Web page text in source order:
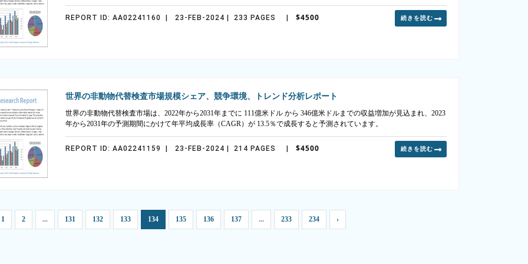
REPORT ID: AA02241160 | 23-FEB-2024 | 233 PAGES | $4500 続きを読む
世界の非動物代替検査市場規模シェア、競争環境、トレンド分析レポート
世界の非動物代替検査市場は、2022年から2031年までに 111億米ドル から 346億米ドルまでの収益増加が見込まれ、2023
年から2031年の予測期間にかけて年平均成長率（CAGR）が 13.5％で成長すると予測されています。
REPORT ID: AA02241159 | 23-FEB-2024 | 214 PAGES | $4500 続きを読む
1 2 ... 131 132 133 134 135 136 137 ... 233 234 ›